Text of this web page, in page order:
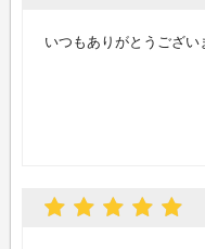
いつもありがとうござい